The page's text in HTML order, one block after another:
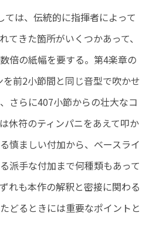
ては、伝統的に指揮者によって
てきた箇所がいくつかあって、
倍の紙幅を要する。第4楽章の
前2小節間と同じ音型で吹かせ
さらに407小節からの壮大なコ
休符のティンパニをあえて叩か
慎ましい付加から、ベースライ
派手な付加まで何種類もあって
れも本作の解釈と密接に関わる
どるときには重要なポイントと